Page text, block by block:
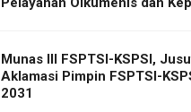
Munas III FSPTSI-KSPSI,
Aklamasi Pimpin FSPTSI-
2031